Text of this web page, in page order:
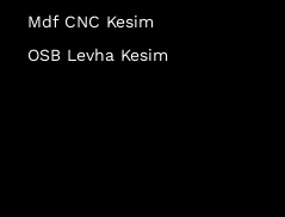
Mdf CNC Kesim
OSB Levha Kesim